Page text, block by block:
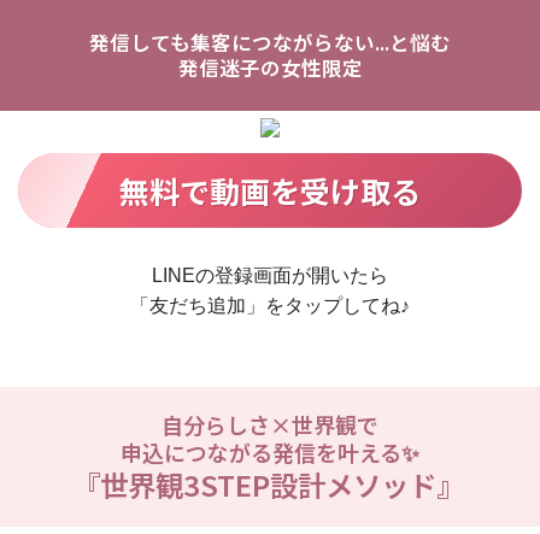
発信しても集客につながらない...と悩む
発信迷子の女性限定
無料で動画を受け取る
LINEの登録画面が開いたら
「友だち追加」をタップしてね♪
自分らしさ×世界観で
申込につながる発信を叶える✨
『世界観3STEP設計メソッド』